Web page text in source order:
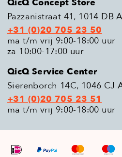
QicQ Concept Store
Pazzanistraat 41, 1014 DB
+31 (0)20 705 23 50
ma t/m vrij 9:00-18:00 uur
za 10:00-17:00 uur
QicQ Service Center
Sierenborch 14C, 1046 CJ
+31 (0)20 705 23 51
ma t/m vrij 9:00-18:00 uur